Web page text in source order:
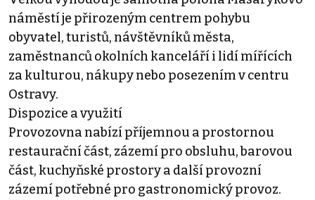
náměstí je přirozeným centrem pohybu
obyvatel, turistů, návštěvníků města,
zaměstnanců okolních kanceláří i lidí mířících
za kulturou, nákupy nebo posezením v centru
Ostravy.
Dispozice a využití
Provozovna nabízí příjemnou a prostornou
restaurační část, zázemí pro obsluhu, barovou
část, kuchyňské prostory a další provozní
zázemí potřebné pro gastronomický provoz.